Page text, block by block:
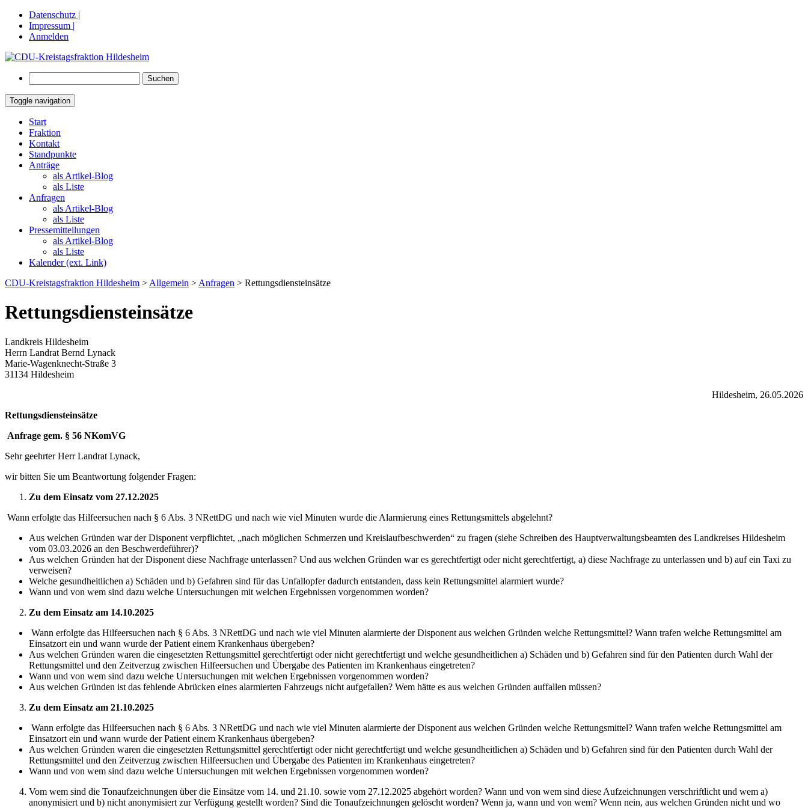
Datenschutz |
Impressum |
Anmelden
nach:
Toggle navigation
Springe
zum
Inhalt
Start
Fraktion
Kontakt
Standpunkte
Anträge
als Artikel-Blog
als Liste
Anfragen
als Artikel-Blog
als Liste
Pressemitteilungen
als Artikel-Blog
als Liste
Kalender (ext. Link)
CDU-Kreistagsfraktion Hildesheim > Allgemein > Anfragen > Rettungsdiensteinsätze
Rettungsdiensteinsätze
Landkreis Hildesheim
Herrn Landrat Bernd Lynack
Marie-Wagenknecht-Straße 3
31134 Hildesheim
Hildesheim, 26.05.2026
Rettungsdiensteinsätze
Anfrage gem. § 56 NKomVG
Sehr geehrter Herr Landrat Lynack,
wir bitten Sie um Beantwortung folgender Fragen:
Zu dem Einsatz vom 27.12.2025
Wann erfolgte das Hilfeersuchen nach § 6 Abs. 3 NRettDG und nach wie viel Minuten wurde die Alarmierung eines Rettungsmittels abgelehnt?
Aus welchen Gründen war der Disponent verpflichtet, „nach möglichen Schmerzen und Kreislaufbeschwerden“ zu fragen (siehe Schreiben des Hauptverwaltungsbeamten des Landkreises Hildesheim
vom 03.03.2026 an den Beschwerdeführer)?
Aus welchen Gründen hat der Disponent diese Nachfrage unterlassen? Und aus welchen Gründen war es gerechtfertigt oder nicht gerechtfertigt, a) diese Nachfrage zu unterlassen und b) auf ein Taxi zu
verweisen?
Welche gesundheitlichen a) Schäden und b) Gefahren sind für das Unfallopfer dadurch entstanden, dass kein Rettungsmittel alarmiert wurde?
Wann und von wem sind dazu welche Untersuchungen mit welchen Ergebnissen vorgenommen worden?
Zu dem Einsatz am 14.10.2025
Wann erfolgte das Hilfeersuchen nach § 6 Abs. 3 NRettDG und nach wie viel Minuten alarmierte der Disponent aus welchen Gründen welche Rettungsmittel? Wann trafen welche Rettungsmittel am
Einsatzort ein und wann wurde der Patient einem Krankenhaus übergeben?
Aus welchen Gründen waren die eingesetzten Rettungsmittel gerechtfertigt oder nicht gerechtfertigt und welche gesundheitlichen a) Schäden und b) Gefahren sind für den Patienten durch Wahl der
Rettungsmittel und den Zeitverzug zwischen Hilfeersuchen und Übergabe des Patienten im Krankenhaus eingetreten?
Wann und von wem sind dazu welche Untersuchungen mit welchen Ergebnissen vorgenommen worden?
Aus welchen Gründen ist das fehlende Abrücken eines alarmierten Fahrzeugs nicht aufgefallen? Wem hätte es aus welchen Gründen auffallen müssen?
Zu dem Einsatz am 21.10.2025
Wann erfolgte das Hilfeersuchen nach § 6 Abs. 3 NRettDG und nach wie viel Minuten alarmierte der Disponent aus welchen Gründen welche Rettungsmittel? Wann trafen welche Rettungsmittel am
Einsatzort ein und wann wurde der Patient einem Krankenhaus übergeben?
Aus welchen Gründen waren die eingesetzten Rettungsmittel gerechtfertigt oder nicht gerechtfertigt und welche gesundheitlichen a) Schäden und b) Gefahren sind für den Patienten durch Wahl der
Rettungsmittel und den Zeitverzug zwischen Hilfeersuchen und Übergabe des Patienten im Krankenhaus eingetreten?
Wann und von wem sind dazu welche Untersuchungen mit welchen Ergebnissen vorgenommen worden?
Vom wem sind die Tonaufzeichnungen über die Einsätze vom 14. und 21.10. sowie vom 27.12.2025 abgehört worden? Wann und von wem sind diese Aufzeichnungen verschriftlicht und wem a)
anonymisiert und b) nicht anonymisiert zur Verfügung gestellt worden? Sind die Tonaufzeichnungen gelöscht worden? Wenn ja, wann und von wem? Wenn nein, aus welchen Gründen nicht und wo